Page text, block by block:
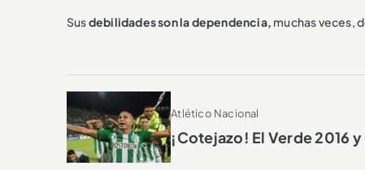
Susdebilidades son la dependencia, muchas veces,
Atlético Nacional
¡Cotejazo! El Verde 2016